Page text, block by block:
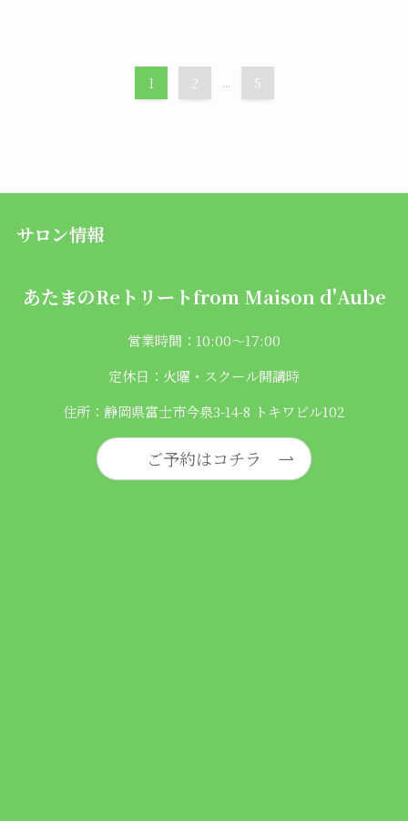
1 2 ... 5
サロン情報
あたまのReトリートfrom Maison d'Aube
営業時間：10:00〜17:00
定休日：火曜・スクール開講時
住所：静岡県富士市今泉3-14-8 トキワビル102
ご予約はコチラ